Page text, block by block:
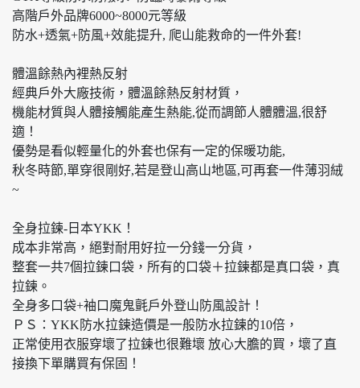
高階戶外品牌6000~8000元等級
防水+透氣+防風+效能提升, 爬山能救命的一件外套!
體溫餘熱內裡熱反射
經典戶外大廠技術，體溫餘熱反射材質，
機能材質與人體接觸能產生熱能,從而調節人體體溫,很舒
適！
優勢是看似輕量化的外套也保有一定的保暖功能,
秋冬時節,單穿很剛好,若是登山高山地區,可再套一件薄羽絨
~
全身拉鍊-日本YKK！
成本非常高，絕對耐用好拉一分錢一分貨，
整套一共7個拉鍊口袋，所有的口袋＋拉鍊都是真口袋，真
拉鍊。
全身多口袋+袖口魔鬼氈戶外登山防風設計！
ＰＳ：YKK防水拉鍊造價是一般防水拉鍊的10倍，
正常使用衣服穿壞了拉鍊也很難壞 放心大膽的買，壞了直
接換下單購買有保固！